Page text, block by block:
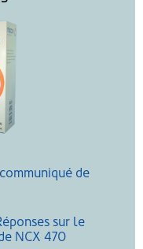
de
sur le
NCX 470